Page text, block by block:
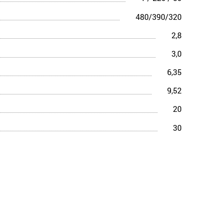
480/390/320
2,8
3,0
6,35
9,52
20
30